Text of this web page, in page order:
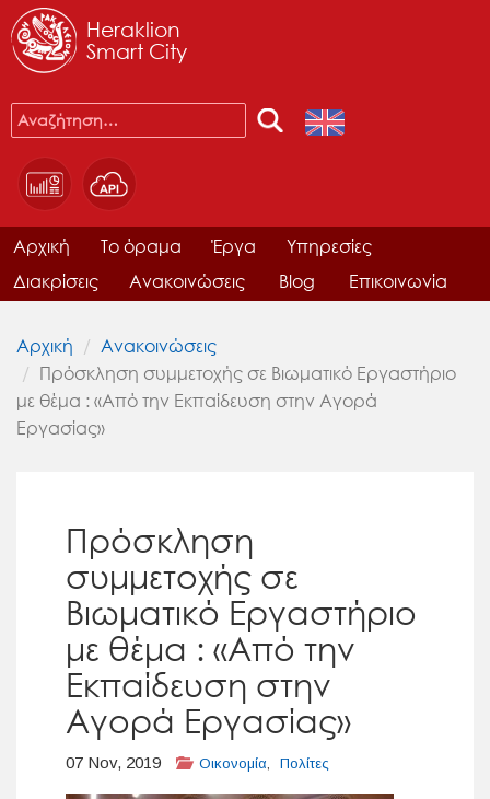
Heraklion
Smart City
Αρχική Το όραμα Έργα
Υπηρεσίες
Διακρίσεις
Ανακοινώσεις Blog Επικοινωνία
Αρχική
Ανακοινώσεις
Πρόσκληση συμμετοχής σε Βιωματικό Εργαστήριο
με θέμα : «Από την Εκπαίδευση στην Αγορά
Εργασίας»
Πρόσκληση
συμμετοχής σε
Βιωματικό Εργαστήριο
με θέμα : «Από την
Εκπαίδευση στην
Αγορά Εργασίας»
07 Nov, 2019 Οικονομία Πολίτες